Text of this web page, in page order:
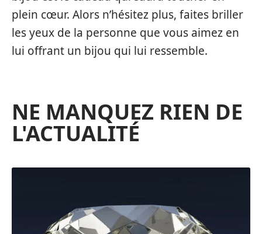
plein cœur. Alors n’hésitez plus, faites briller
les yeux de la personne que vous aimez en
lui offrant un bijou qui lui ressemble.
NE MANQUEZ RIEN DE
L'ACTUALITÉ